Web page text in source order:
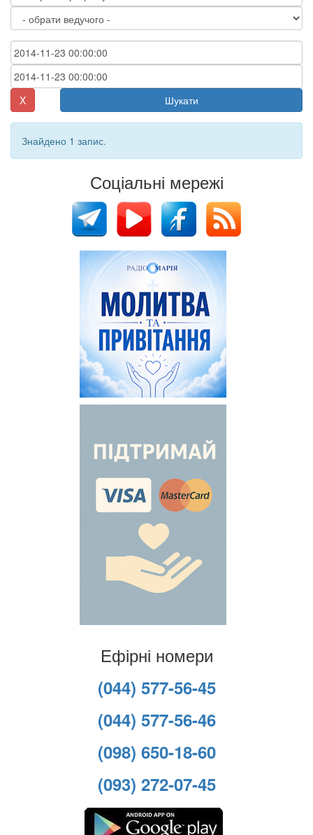
X Шукати
Знайдено 1 запис.
Соціальні мережі
Ефірні номери
(044) 577-56-45
(044) 577-56-46
(098) 650-18-60
(093) 272-07-45